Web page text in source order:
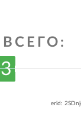
3
erid: